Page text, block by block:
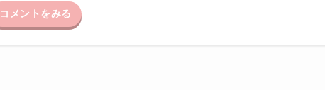
コメントをみる